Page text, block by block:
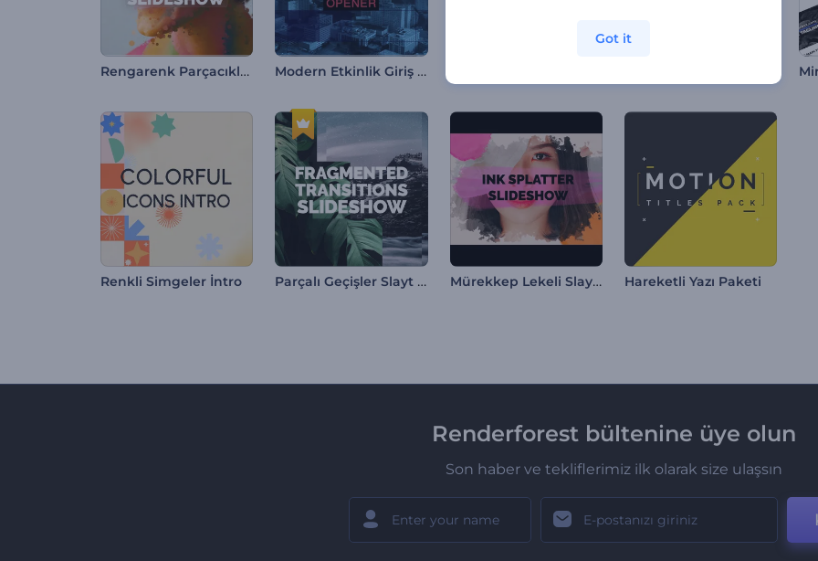
Rengarenk Parçacıklar Slayt Gösterisi Modern Etkinlik Giriş Videosu
Renkli Simgeler İntro Parçalı Geçişler Slayt Gösterisi Mürekkep Lekeli Slayt Gösterisi Hareketli Yazı Paketi
Renderforest bültenine üye olun
Son haber ve tekliflerimiz ilk olarak size ulaşsın
Got it